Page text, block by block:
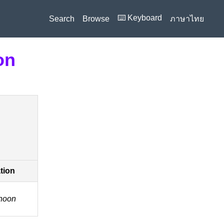
Search Browse ⌨️ Keyboard ภาษาไทย